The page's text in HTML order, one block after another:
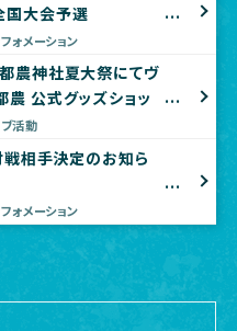
国大会予選
ォメーション
都農神社夏大祭にてヴ
農 公式グッズショッ
活動
相手決定のお知ら
ォメーション